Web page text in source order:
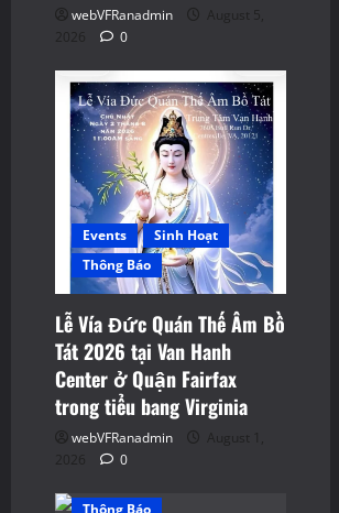
webVFRanadmin
August 5,
2026
0
Events
Sinh Hoạt
Thông Báo
Lễ Vía Đức Quán Thế Âm Bồ
Tát 2026 tại Van Hanh
Center ở Quận Fairfax
trong tiểu bang Virginia
webVFRanadmin
August 1,
2026
0
Thông Báo